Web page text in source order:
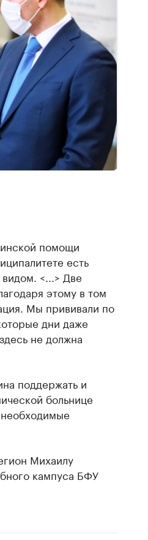
помощи
есть
<...> Две
этому в том
Мы прививали по
дни даже
не должна
поддержать и
больнице
Михаилу
кампуса БФУ